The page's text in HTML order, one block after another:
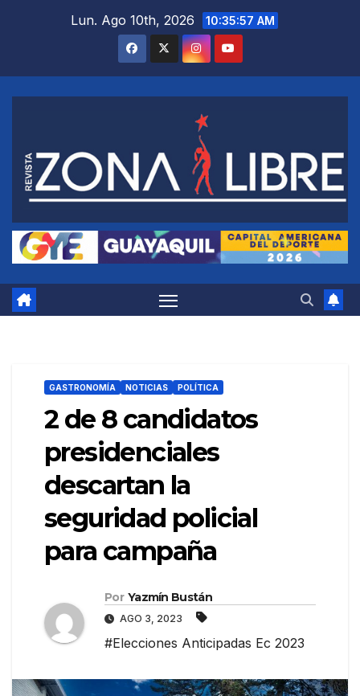
Lun. Ago 10th, 2026 10:35:58 AM
GASTRONOMÍA NOTICIAS POLÍTICA
2 de 8 candidatos
presidenciales
descartan la
seguridad policial
para campaña
Por Yazmín Bustán
AGO 3, 2023
#Elecciones Anticipadas Ec 2023